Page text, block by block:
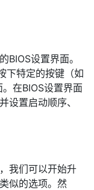
BIOS设置界面。
下特定的按键（如
在BIOS设置界面
设置启动顺序、
我们可以开始升
似的选项。然